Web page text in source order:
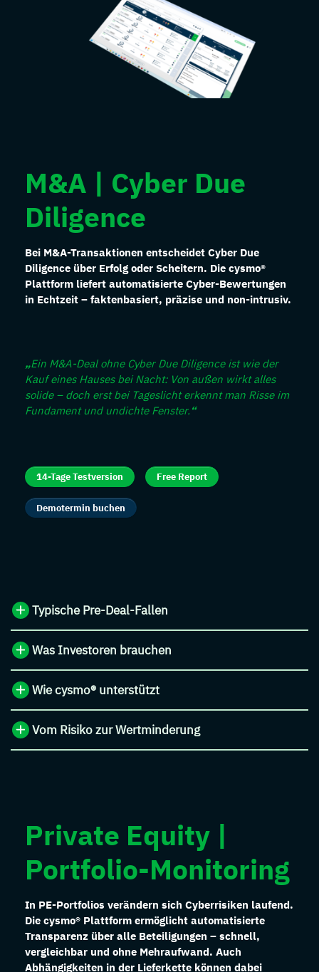
M&A | Cyber Due
Diligence
Bei M&A-Transaktionen entscheidet Cyber Due
Diligence über Erfolg oder Scheitern. Die cysmo®
Plattform liefert automatisierte Cyber-Bewertungen
in Echtzeit – faktenbasiert, präzise und non-intrusiv.
„Ein M&A-Deal ohne Cyber Due Diligence ist wie der
Kauf eines Hauses bei Nacht: Von außen wirkt alles
solide – doch erst bei Tageslicht erkennt man Risse im
Fundament und undichte Fenster. “
14-Tage Testversion Free Report
Demotermin buchen
Typische Pre-Deal-Fallen
Was Investoren brauchen
Wie cysmo® unterstützt
Vom Risiko zur Wertminderung
Private Equity |
Portfolio-Monitoring
In PE-Portfolios verändern sich Cyberrisiken laufend.
Die cysmo® Plattform ermöglicht automatisierte
Transparenz über alle Beteiligungen – schnell,
vergleichbar und ohne Mehraufwand. Auch
Abhängigkeiten in der Lieferkette können dabei